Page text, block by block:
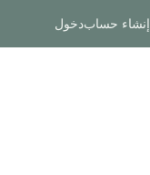
إنشاء حسابدخول